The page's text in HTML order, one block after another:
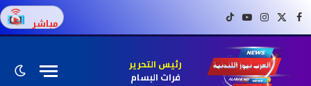
فيسبوكX (Twitter)
إنستغراميوتيوبتيك توك مباشر
رئيس التحرير
فرات البسام